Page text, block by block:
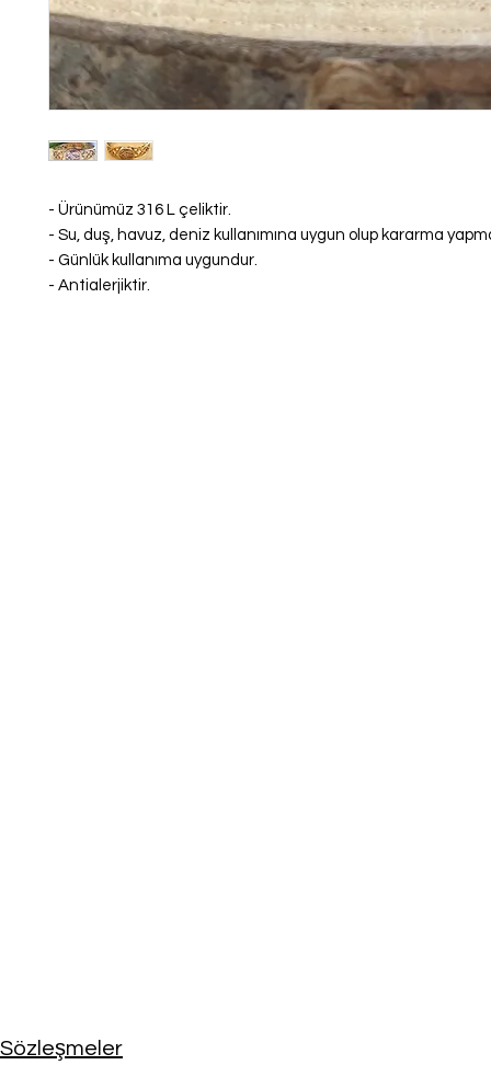
- Ürünümüz 316 L çeliktir.
- Su, duş, havuz, deniz kullanımına uygun olup kararma
- Günlük kullanıma uygundur.
- Antialerjiktir.
Sözleşmeler